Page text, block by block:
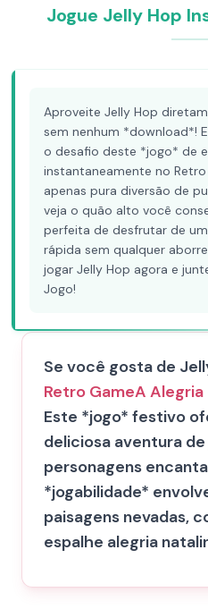
Jogue Jelly Hop
Aproveite Jelly Hop
sem nenhum *download*!
o desafio deste *jogo* de
instantaneamente no
apenas pura diversão de
veja o quão alto você
perfeita de desfrutar de
rápida sem qualquer
jogar Jelly Hop agora e
Jogo!
Se você gosta de
Retro GameA Alegria
Este *jogo* festivo
deliciosa aventura
personagens
*jogabilidade*
paisagens nevadas,
espalhe alegria